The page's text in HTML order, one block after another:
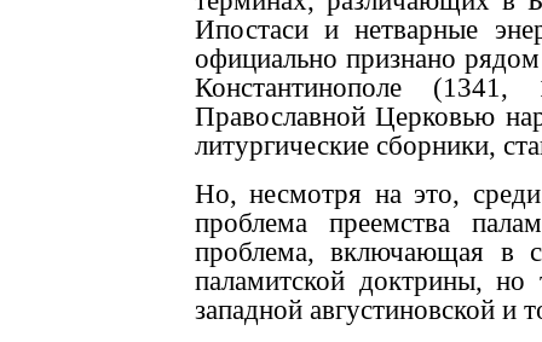
Ипостаси и нетварные
официально признано
Константинополе
Православной Церковью
литургические сборники,
Но, несмотря на это,
проблема преемства
проблема, включающая в
паламитской доктрины,
западной августиновской и